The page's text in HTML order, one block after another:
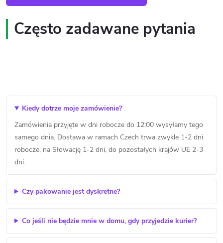
Często zadawane pytania
Kiedy dotrze moje zamówienie?
Zamówienia przyjęte w dni robocze do 12:00 wysyłamy tego
samego dnia. Dostawa w ramach Czech trwa zwykle 1-2 dni
robocze, na Słowację 1-2 dni, do pozostałych krajów UE 2-3
dni.
Czy pakowanie jest dyskretne?
Co jeśli nie będzie mnie w domu, gdy przyjedzie kurier?